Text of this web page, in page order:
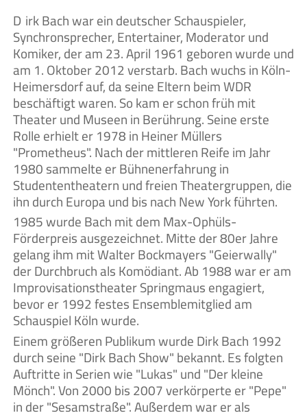
Dirk Bach war ein deutscher Schauspieler,
Synchronsprecher, Entertainer, Moderator und
Komiker, der am 23. April 1961 geboren wurde und
am 1. Oktober 2012 verstarb. Bach wuchs in Köln-
Heimersdorf auf, da seine Eltern beim WDR
beschäftigt waren. So kam er schon früh mit
Theater und Museen in Berührung. Seine erste
Rolle erhielt er 1978 in Heiner Müllers
"Prometheus". Nach der mittleren Reife im Jahr
1980 sammelte er Bühnenerfahrung in
Studententheatern und freien Theatergruppen, die
ihn durch Europa und bis nach New York führten.
1985 wurde Bach mit dem Max-Ophüls-
Förderpreis ausgezeichnet. Mitte der 80er Jahre
gelang ihm mit Walter Bockmayers "Geierwally"
der Durchbruch als Komödiant. Ab 1988 war er am
Improvisationstheater Springmaus engagiert,
bevor er 1992 festes Ensemblemitglied am
Schauspiel Köln wurde.
Einem größeren Publikum wurde Dirk Bach 1992
durch seine "Dirk Bach Show" bekannt. Es folgten
Auftritte in Serien wie "Lukas" und "Der kleine
Mönch". Von 2000 bis 2007 verkörperte er "Pepe"
in der "Sesamstraße". Außerdem war er als